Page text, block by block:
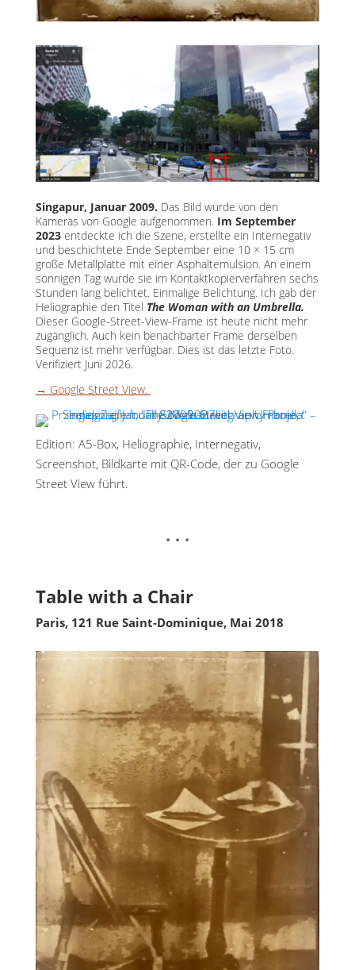
Singapur, Januar 2009. Das Bild wurde von den
Kameras von Google aufgenommen. Im September
2023entdeckte ich die Szene, erstellte ein Internegativ
und beschichtete Ende September eine 10 × 15 cm
große Metallplatte mit einer Asphaltemulsion. An einem
sonnigen Tag wurde sie im Kontaktkopierverfahren sechs
Stunden lang belichtet. Einmalige Belichtung. Ich gab der
Heliographie den Titel The Woman with an Umbrella.
Dieser Google-Street-View-Frame ist heute nicht mehr
zugänglich. Auch kein benachbarter Frame derselben
Sequenz ist mehr verfügbar. Dies ist das letzte Foto.
Verifiziert Juni 2026.
→ Google Street View.
Edition: A5-Box, Heliographie, Internegativ,
Screenshot, Bildkarte mit QR-Code, der zu Google
Street View führt.
. . .
Table with a Chair
Paris, 121 Rue Saint-Dominique, Mai 2018